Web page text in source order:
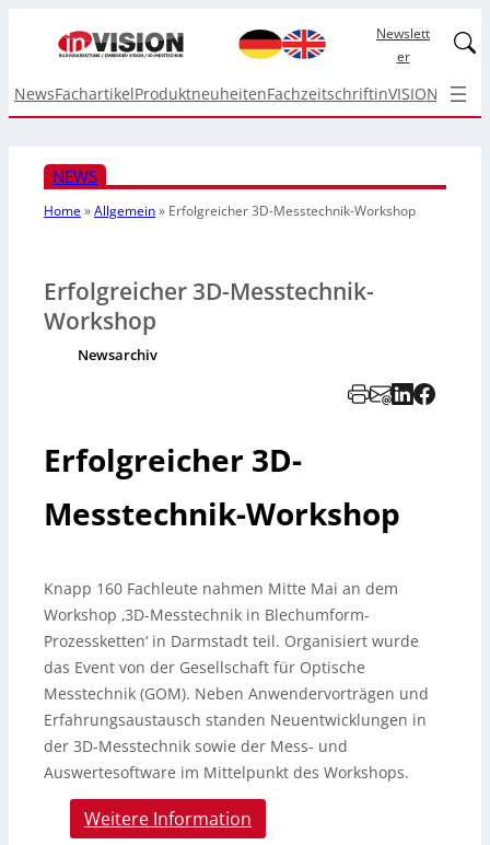
Newslett
er
NewsFachartikelProduktneuheitenFachzeitschriftinVISION Top
NEWS
Home»Allgemein» Erfolgreicher 3D-Messtechnik-Workshop
Erfolgreicher 3D-Messtechnik-
Workshop
Newsarchiv
Erfolgreicher 3D-
Messtechnik-Workshop
Knapp 160 Fachleute nahmen Mitte Mai an dem
Workshop ‚3D-Messtechnik in Blechumform-
Prozessketten‘ in Darmstadt teil. Organisiert wurde
das Event von der Gesellschaft für Optische
Messtechnik (GOM). Neben Anwendervorträgen und
Erfahrungsaustausch standen Neuentwicklungen in
der 3D-Messtechnik sowie der Mess- und
Auswertesoftware im Mittelpunkt des Workshops.
Weitere Information